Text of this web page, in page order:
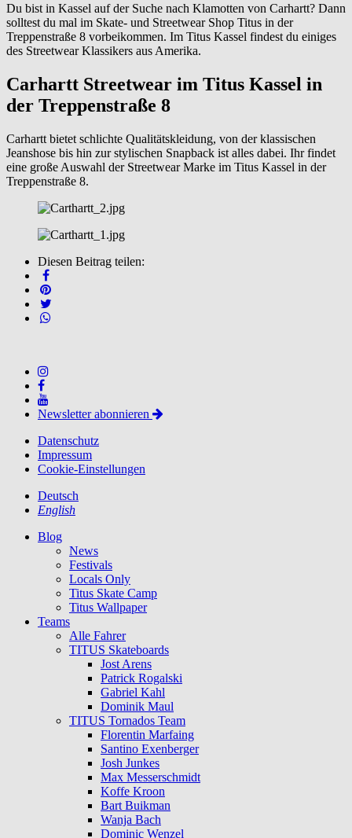
Du bist in Kassel auf der Suche nach Klamotten von Carhartt? Dann
solltest du mal im Skate- und Streetwear Shop Titus in der
Treppenstraße 8 vorbeikommen. Im Titus Kassel findest du einiges
des Streetwear Klassikers aus Amerika.
Carhartt Streetwear im Titus Kassel in
der Treppenstraße 8
Carhartt bietet schlichte Qualitätskleidung, von der klassischen
Jeanshose bis hin zur stylischen Snapback ist alles dabei. Ihr findet
eine große Auswahl der Streetwear Marke im Titus Kassel in der
Treppenstraße 8.
Diesen Beitrag teilen:
Newsletter abonnieren
Datenschutz
Impressum
Cookie-Einstellungen
Deutsch
English
Blog
News
Festivals
Locals Only
Titus Skate Camp
Titus Wallpaper
Teams
Alle Fahrer
TITUS Skateboards
Jost Arens
Patrick Rogalski
Gabriel Kahl
Dominik Maul
TITUS Tornados Team
Florentin Marfaing
Santino Exenberger
Josh Junkes
Max Messerschmidt
Koffe Kroon
Bart Buikman
Wanja Bach
Dominic Wenzel